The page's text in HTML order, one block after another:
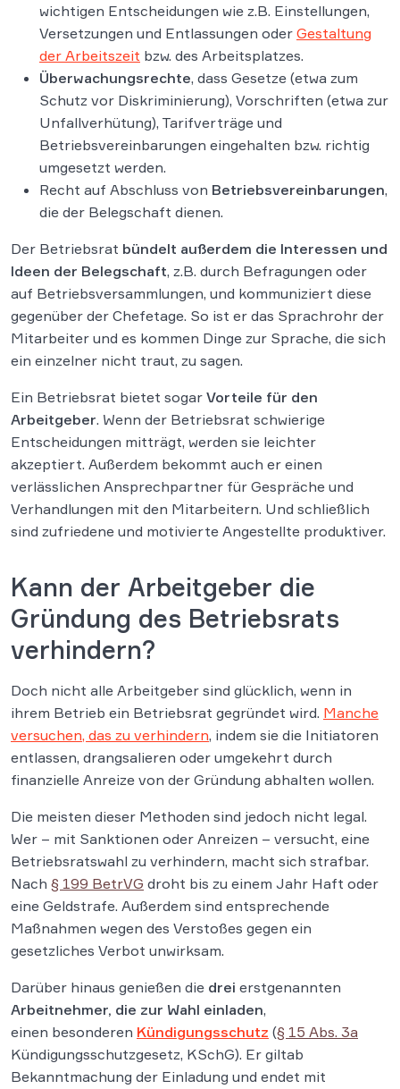
wichtigen Entscheidungen wie z.B. Einstellungen,
Versetzungen und Entlassungen oder Gestaltung
der Arbeitszeit bzw. des Arbeitsplatzes.
Überwachungsrechte, dass Gesetze (etwa zum
Schutz vor Diskriminierung), Vorschriften (etwa zur
Unfallverhütung), Tarifverträge und
Betriebsvereinbarungen eingehalten bzw. richtig
umgesetzt werden.
Recht auf Abschluss von Betriebsvereinbarungen,
die der Belegschaft dienen.
Der Betriebsrat bündelt außerdem die Interessen und
Ideen der Belegschaft, z.B. durch Befragungen oder
auf Betriebsversammlungen, und kommuniziert diese
gegenüber der Chefetage. So ist er das Sprachrohr der
Mitarbeiter und es kommen Dinge zur Sprache, die sich
ein einzelner nicht traut, zu sagen.
Ein Betriebsrat bietet sogar Vorteile für den
Arbeitgeber. Wenn der Betriebsrat schwierige
Entscheidungen mitträgt, werden sie leichter
akzeptiert. Außerdem bekommt auch er einen
verlässlichen Ansprechpartner für Gespräche und
Verhandlungen mit den Mitarbeitern. Und schließlich
sind zufriedene und motivierte Angestellte produktiver.
Kann der Arbeitgeber die
Gründung des Betriebsrats
verhindern?
Doch nicht alle Arbeitgeber sind glücklich, wenn in
ihrem Betrieb ein Betriebsrat gegründet wird. Manche
versuchen, das zu verhindern, indem sie die Initiatoren
entlassen, drangsalieren oder umgekehrt durch
finanzielle Anreize von der Gründung abhalten wollen.
Die meisten dieser Methoden sind jedoch nicht legal.
Wer – mit Sanktionen oder Anreizen – versucht, eine
Betriebsratswahl zu verhindern, macht sich strafbar.
Nach § 199 BetrVG droht bis zu einem Jahr Haft oder
eine Geldstrafe. Außerdem sind entsprechende
Maßnahmen wegen des Verstoßes gegen ein
gesetzliches Verbot unwirksam.
Darüber hinaus genießen die drei erstgenannten
Arbeitnehmer, die zur Wahl einladen,
einen besonderen Kündigungsschutz (§ 15 Abs. 3a
Kündigungsschutzgesetz, KSchG). Er giltab
Bekanntmachung der Einladung und endet mit